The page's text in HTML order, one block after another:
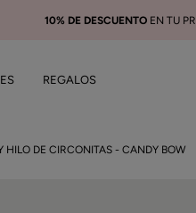
10% DE DESCUENTOEN TU
REGALOS
DE CIRCONITAS - CANDY BOW